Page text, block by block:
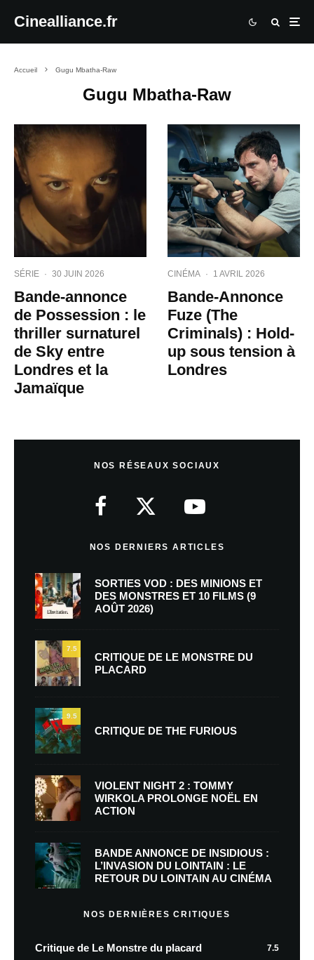
Cinealliance.fr
Accueil Gugu Mbatha-Raw
Gugu Mbatha-Raw
SÉRIE · 30 JUIN 2026
Bande-annonce
de Possession : le
thriller surnaturel
de Sky entre
Londres et la
Jamaïque
CINÉMA · 1 AVRIL 2026
Bande-Annonce
Fuze (The
Criminals) : Hold-
up sous tension à
Londres
NOS RÉSEAUX SOCIAUX
NOS DERNIERS ARTICLES
SORTIES VOD : DES MINIONS ET
DES MONSTRES ET 10 FILMS (9
AOÛT 2026)
7.5
CRITIQUE DE LE MONSTRE DU
PLACARD
9.5
CRITIQUE DE THE FURIOUS
VIOLENT NIGHT 2 : TOMMY
WIRKOLA PROLONGE NOËL EN
ACTION
BANDE ANNONCE DE INSIDIOUS :
L’INVASION DU LOINTAIN : LE
RETOUR DU LOINTAIN AU CINÉMA
NOS DERNIÈRES CRITIQUES
Critique de Le Monstre du placard 7.5